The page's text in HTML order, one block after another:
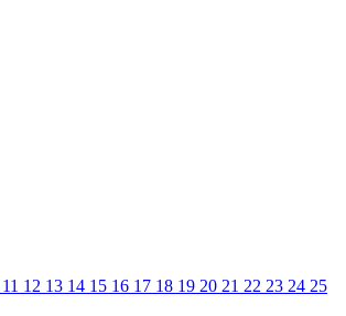
11 12 13 14 15 16 17 18 19 20 21 22 23 24 25